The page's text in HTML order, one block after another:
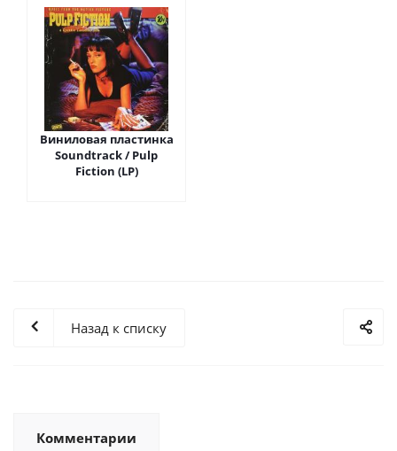
Виниловая пластинка
Soundtrack / Pulp
Fiction (LP)
Назад к списку
Комментарии